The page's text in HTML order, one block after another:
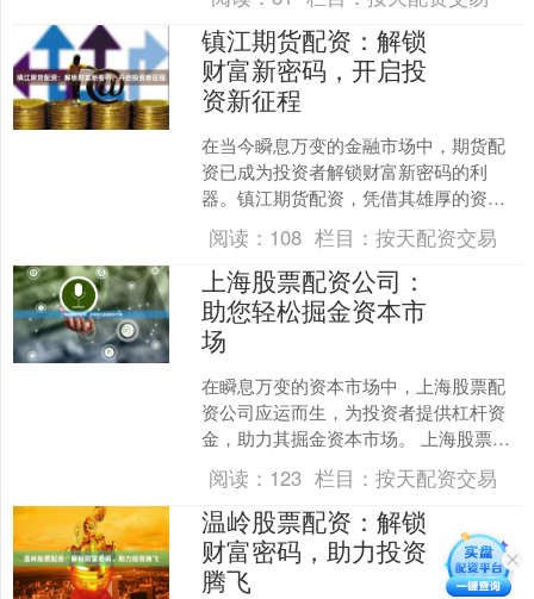
佳机会。 南宁股票配资是指....
镇江期货配资：解锁
财富新密码，开启投
资新征程
在当今瞬息万变的金融市场中，期货配
资已成为投资者解锁财富新密码的利
器。镇江期货配资，凭借其雄厚的资金
实力和专业的风控团队，为投资者提供
了安全可靠的投资渠道。 期....
阅读： 108 栏目： 按天配资交易
上海股票配资公司：
助您轻松掘金资本市
场
在瞬息万变的资本市场中，上海股票配
资公司应运而生，为投资者提供杠杆资
金，助力其掘金资本市场。 上海股票配
资公司通过提供资金杠杆，放大投资者
的资金规模，从而提高投....
阅读： 123 栏目： 按天配资交易
温岭股票配资：解锁
财富密码，助力投资
腾飞